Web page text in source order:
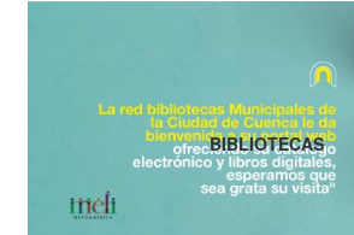
BIBLIOTECAS